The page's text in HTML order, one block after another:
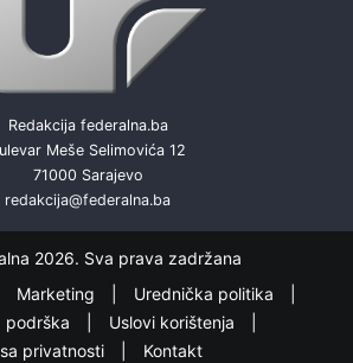
Redakcija federalna.ba
Meše Selimovića 12
71000 Sarajevo
redakcija@federalna.ba
2026. Sva prava zadržana
Marketing
Urednička politika
podrška
Uslovi korištenja
privatnosti
Kontakt